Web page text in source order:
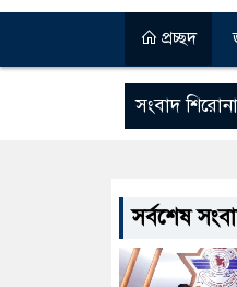
প্রচ্ছদ
সংবাদ
সর্বশেষ